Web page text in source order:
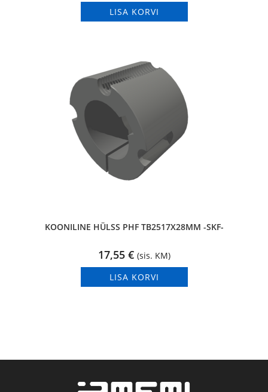
LISA KORVI
KOONILINE HÜLSS PHF TB2517X28MM -SKF-
17,55 € (sis. KM)
LISA KORVI